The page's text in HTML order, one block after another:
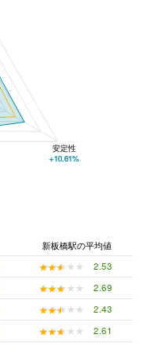
安定性
+10.61%
新板橋駅の平均値
★★★★★
★★★★★
2.53
★★★★★
★★★★★
2.69
★★★★★
★★★★★
2.43
★★★★★
★★★★★ 2.61